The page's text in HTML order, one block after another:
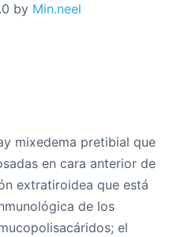
by Min.neel
mixedema pretibial que
en cara anterior de
extratiroidea que está
de los
el